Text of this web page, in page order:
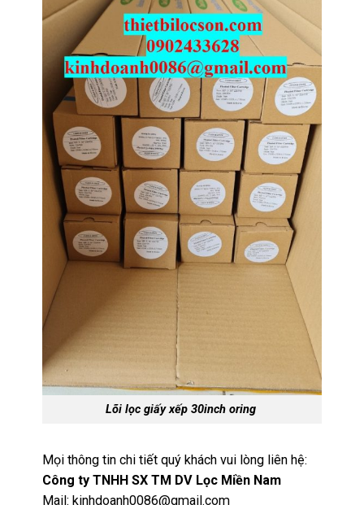
Lõi lọc giấy xếp 30inch oring
Mọi thông tin chi tiết quý khách vui lòng liên hệ:
Công ty TNHH SX TM DV Lọc Miền Nam
Mail: kinhdoanh0086@gmail.com